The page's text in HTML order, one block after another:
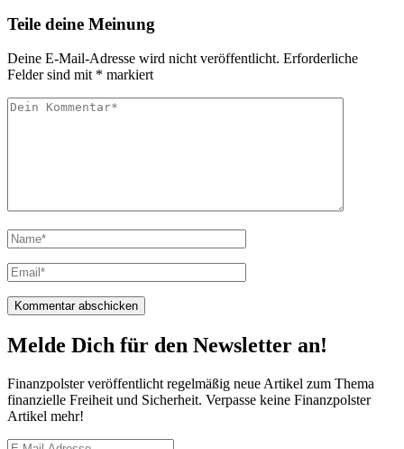
Teile deine Meinung
Deine E-Mail-Adresse wird nicht veröffentlicht. Erforderliche
Felder sind mit * markiert
Melde Dich für den Newsletter an!
Finanzpolster veröffentlicht regelmäßig neue Artikel zum Thema
finanzielle Freiheit und Sicherheit. Verpasse keine Finanzpolster
Artikel mehr!